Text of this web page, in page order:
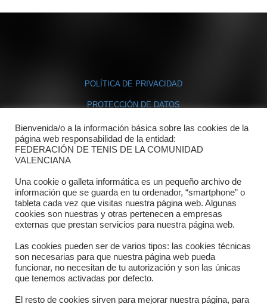
POLÍTICA DE PRIVACIDAD
PROTECCIÓN DE DATOS
POLÍTICA DE COOKIES
Dónde estamos
Directorio departamentos
Horario
Formulario de contacto
Bienvenida/o a la información básica sobre las cookies de la
página web responsabilidad de la entidad:
FEDERACIÓN DE TENIS DE LA COMUNIDAD
VALENCIANA
Una cookie o galleta informática es un pequeño archivo de
información que se guarda en tu ordenador, “smartphone” o
tableta cada vez que visitas nuestra página web. Algunas
cookies son nuestras y otras pertenecen a empresas
externas que prestan servicios para nuestra página web.
Las cookies pueden ser de varios tipos: las cookies técnicas
son necesarias para que nuestra página web pueda
funcionar, no necesitan de tu autorización y son las únicas
que tenemos activadas por defecto.
El resto de cookies sirven para mejorar nuestra página, para